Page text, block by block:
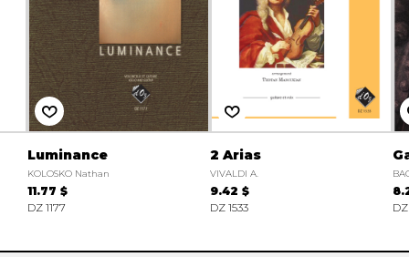
Luminance
KOLOSKO Nathan
11.77 $
DZ 1177
2 Arias
VIVALDI A.
9.42 $
DZ 1533